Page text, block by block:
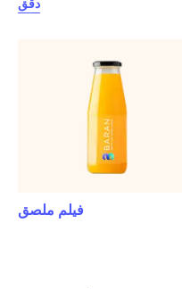
دقق
فيلم ملصق